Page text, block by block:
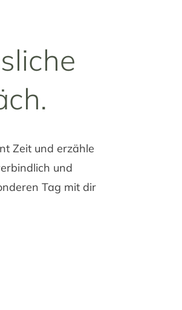
Zeit und erzähle
und
Tag mit dir